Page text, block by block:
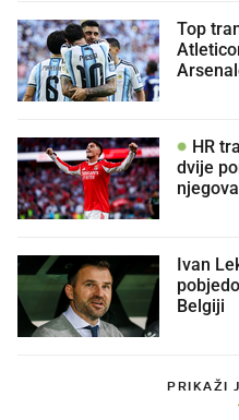
Top
HR
dvije
Ivan
Belgiji
PRIKAŽI